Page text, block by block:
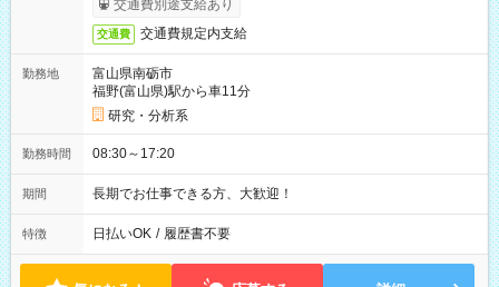
交通費別途支給あり
交通費 交通費規定内支給
勤務地
富山県南砺市
福野(富山県)駅から車11分
研究・分析系
勤務時間 08:30～17:20
期間 長期でお仕事できる方、大歓迎！
特徴 日払いOK / 履歴書不要